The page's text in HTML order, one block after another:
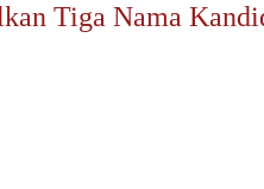
Tiga Nama